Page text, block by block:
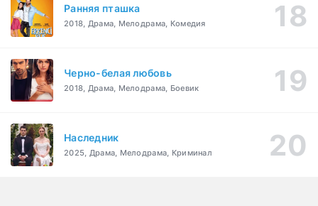
Ранняя пташка
2018, Драма, Мелодрама, Комедия
Черно-белая любовь
2018, Драма, Мелодрама, Боевик
Наследник
2025, Драма, Мелодрама, Криминал